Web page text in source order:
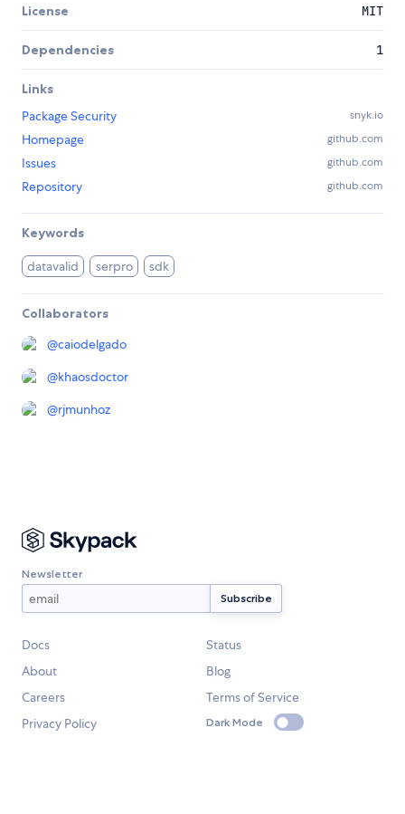
License MIT
Dependencies 1
Links
Package Security
snyk.io
Homepage github.com
Issues github.com
Repository github.com
Keywords
datavalid serpro sdk
Collaborators
@caiodelgado
@khaosdoctor
@rjmunhoz
Newsletter
Docs
Status
About
Blog
Careers
Terms of Service
Privacy Policy
Dark Mode